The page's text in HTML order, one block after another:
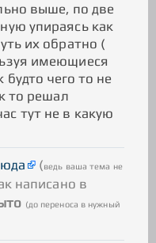
выше, по две
упираясь как
их обратно (
имеющиеся
чего то не
то решал
тут не в какую
(ведь ваша тема не
написано в
(до переноса в нужный